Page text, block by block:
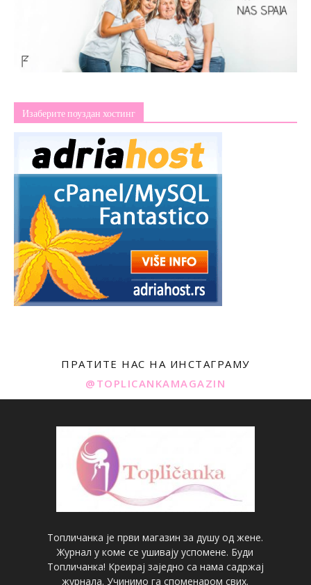
Изаберите поуздан хостинг
ПРАТИТЕ НАС НА ИНСТАГРАМУ
@TOPLICANKAMAGAZIN
Топличанка је први магазин за душу од жене.
Журнал у коме се ушивају успомене. Буди
Топличанка! Креирај заједно са нама садржај
журнала. Учинимо га споменаром свих.